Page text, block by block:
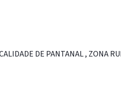
DE PANTANAL , ZONA